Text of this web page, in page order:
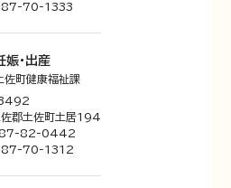
70-1333
娠・出産
佐町健康福祉課
佐郡土佐町土居194
82-0442
70-1312